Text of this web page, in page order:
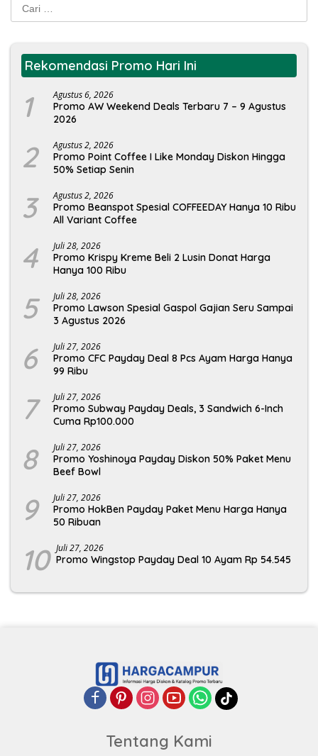
untuk:
Rekomendasi Promo Hari Ini
1 Agustus 6, 2026
Promo AW Weekend Deals Terbaru 7 – 9 Agustus
2026
2 Agustus 2, 2026
Promo Point Coffee I Like Monday Diskon Hingga
50% Setiap Senin
3 Agustus 2, 2026
Promo Beanspot Spesial COFFEEDAY Hanya 10 Ribu
All Variant Coffee
4 Juli 28, 2026
Promo Krispy Kreme Beli 2 Lusin Donat Harga
Hanya 100 Ribu
5 Juli 28, 2026
Promo Lawson Spesial Gaspol Gajian Seru Sampai
3 Agustus 2026
6 Juli 27, 2026
Promo CFC Payday Deal 8 Pcs Ayam Harga Hanya
99 Ribu
7 Juli 27, 2026
Promo Subway Payday Deals, 3 Sandwich 6-Inch
Cuma Rp100.000
8 Juli 27, 2026
Promo Yoshinoya Payday Diskon 50% Paket Menu
Beef Bowl
9 Juli 27, 2026
Promo HokBen Payday Paket Menu Harga Hanya
50 Ribuan
10 Juli 27, 2026
Promo Wingstop Payday Deal 10 Ayam Rp 54.545
Tentang Kami